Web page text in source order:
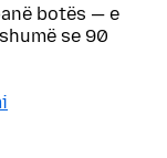
botës — e
se 90